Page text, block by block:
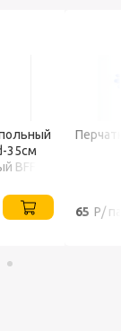
35см
BFF-
65 Р/